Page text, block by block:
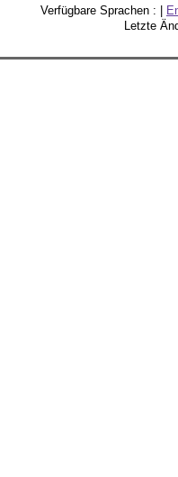
Verfügbare Sprachen : |
Letzte